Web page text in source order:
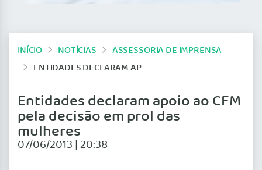
INÍCIO NOTÍCIAS
ASSESSORIA DE IMPRENSA
ENTIDADES DECLARAM APOIO AO CFM PELA DECISÃO EM PROL DAS MULHERES
Entidades declaram apoio ao CFM
pela decisão em prol das
mulheres
07/06/2013 | 20:38